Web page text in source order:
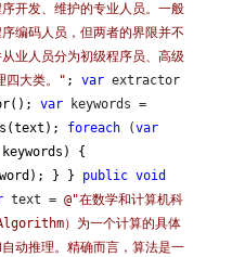
开发、维护的专业人员。一般
编码人员，但两者的界限并不
业人员分为初级程序员、高级
大类。
" ; var extractor
var keywords =
foreach(var
keywords) {
} }
public void
text = @"在数学和计算机科
）为一个计算的具体
动推理。精确而言，算法是一